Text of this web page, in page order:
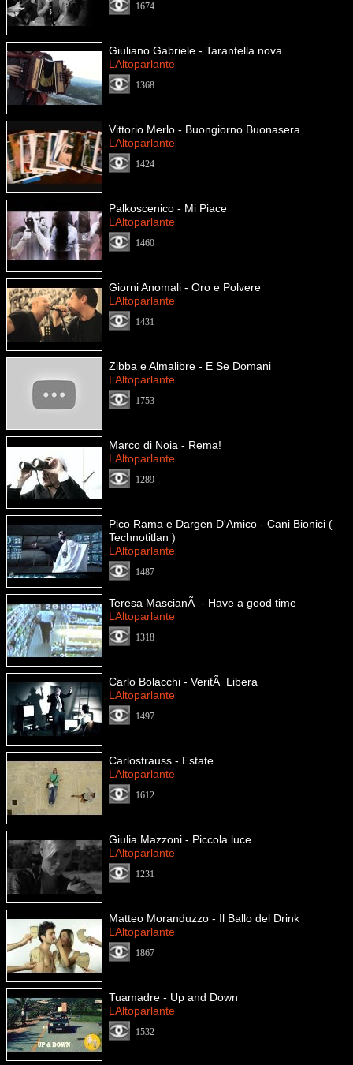
1674
Giuliano Gabriele - Tarantella nova
LAltoparlante
1368
Vittorio Merlo - Buongiorno Buonasera
LAltoparlante
1424
Palkoscenico - Mi Piace
LAltoparlante
1460
Giorni Anomali - Oro e Polvere
LAltoparlante
1431
Zibba e Almalibre - E Se Domani
LAltoparlante
1753
Marco di Noia - Rema!
LAltoparlante
1289
Pico Rama e Dargen D'Amico - Cani Bionici (
Technotitlan )
LAltoparlante
1487
Teresa MascianÃ - Have a good time
LAltoparlante
1318
Carlo Bolacchi - VeritÃ Libera
LAltoparlante
1497
Carlostrauss - Estate
LAltoparlante
1612
Giulia Mazzoni - Piccola luce
LAltoparlante
1231
Matteo Moranduzzo - Il Ballo del Drink
LAltoparlante
1867
Tuamadre - Up and Down
LAltoparlante
1532